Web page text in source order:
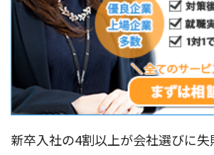
新卒入社の4割以上が会社選びに